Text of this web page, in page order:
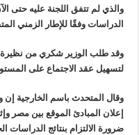
والذي لم تتفق اللجنة عليه حتى
الدراسات وفقًا للإطار الزمني
وقد طلب الوزير شكري من نظيرة
لتسهيل عقد الاجتماع على
وقال المتحدث باسم الخارجية إن
إعلان المبادئ الموقع بين مصر
ضرورة الالتزام بنتائج الدراسات